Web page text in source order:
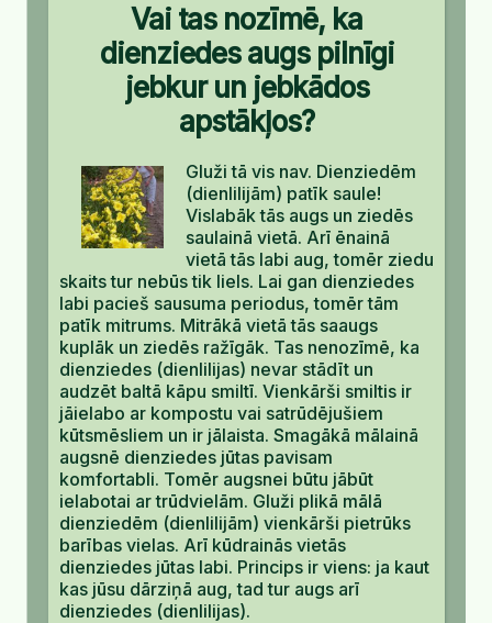
Vai tas nozīmē, ka
dienziedes augs pilnīgi
jebkur un jebkādos
apstākļos?
Gluži tā vis nav. Dienziedēm
(dienlilijām) patīk saule!
Vislabāk tās augs un ziedēs
saulainā vietā. Arī ēnainā
vietā tās labi aug, tomēr ziedu
skaits tur nebūs tik liels. Lai gan dienziedes
labi pacieš sausuma periodus, tomēr tām
patīk mitrums. Mitrākā vietā tās saaugs
kuplāk un ziedēs ražīgāk. Tas nenozīmē, ka
dienziedes (dienlilijas) nevar stādīt un
audzēt baltā kāpu smiltī. Vienkārši smiltis ir
jāielabo ar kompostu vai satrūdējušiem
kūtsmēsliem un ir jālaista. Smagākā mālainā
augsnē dienziedes jūtas pavisam
komfortabli. Tomēr augsnei būtu jābūt
ielabotai ar trūdvielām. Gluži plikā mālā
dienziedēm (dienlilijām) vienkārši pietrūks
barības vielas. Arī kūdrainās vietās
dienziedes jūtas labi. Princips ir viens: ja kaut
kas jūsu dārziņā aug, tad tur augs arī
dienziedes (dienlilijas).